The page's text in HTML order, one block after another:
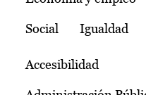
Social Igualdad
Accesibilidad